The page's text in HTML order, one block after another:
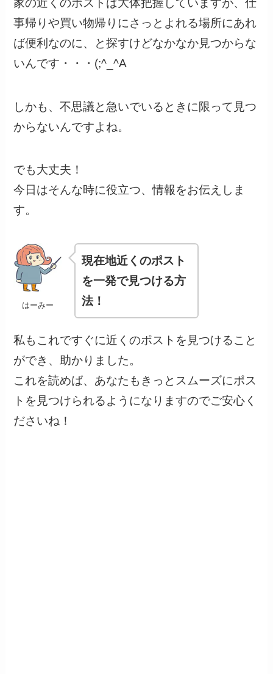
家の近くのポストは大体把握していますが、仕
事帰りや買い物帰りにさっとよれる場所にあれ
ば便利なのに、と探すけどなかなか見つからな
いんです・・・(;^_^A
しかも、不思議と急いでいるときに限って見つ
からないんですよね。
でも大丈夫！
今日はそんな時に役立つ、情報をお伝えしま
す。
はーみー
現在地近くのポスト
を一発で見つける方
法！
私もこれですぐに近くのポストを見つけること
ができ、助かりました。
これを読めば、あなたもきっとスムーズにポス
トを見つけられるようになりますのでご安心く
ださいね！